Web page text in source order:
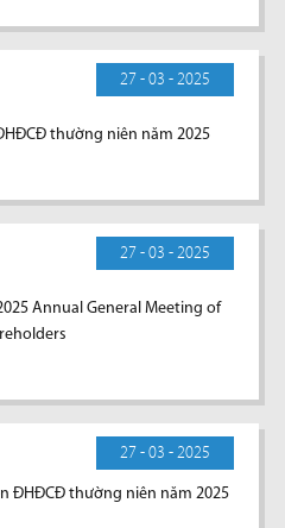
27 - 03 - 2025
thường niên năm 2025
27 - 03 - 2025
Annual General Meeting of
27 - 03 - 2025
ĐHĐCĐ thường niên năm 2025